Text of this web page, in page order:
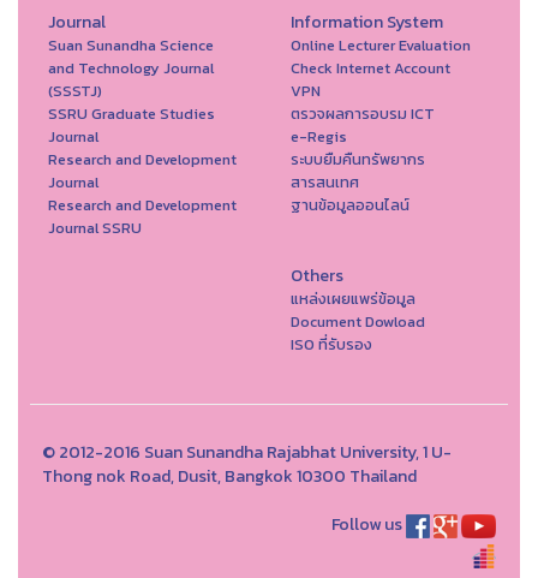
Journal
Suan Sunandha Science
and Technology Journal
(SSSTJ)
SSRU Graduate Studies
Journal
Research and Development
Journal
Research and Development
Journal SSRU
Information System
Online Lecturer Evaluation
Check Internet Account
VPN
ตรวจผลการอบรม ICT
e-Regis
ระบบยืมคืนทรัพยากร
สารสนเทศ
ฐานข้อมูลออนไลน์
Others
แหล่งเผยแพร่ข้อมูล
Document Dowload
ISO ที่รับรอง
© 2012-2016 Suan Sunandha Rajabhat University, 1 U-
Thong nok Road, Dusit, Bangkok 10300 Thailand
Follow us